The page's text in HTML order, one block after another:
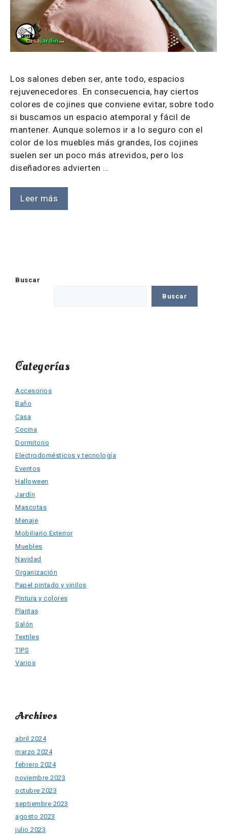
Los salones deben ser, ante todo, espacios
rejuvenecedores. En consecuencia, hay ciertos
colores de cojines que conviene evitar, sobre todo
si buscamos un espacio atemporal y fácil de
mantener. Aunque solemos ir a lo seguro con el
color de los muebles más grandes, los cojines
suelen ser un poco más atrevidos, pero los
diseñadores advierten …
Leer más
Buscar
Buscar
Categorías
Accesorios
Baño
Casa
Cocina
Dormitorio
Electrodomésticos y tecnología
Eventos
Halloween
Jardín
Mascotas
Menaje
Mobiliario Exterior
Muebles
Navidad
Organización
Papel pintado y vinilos
Pintura y colores
Plantas
Salón
Textiles
TIPS
Varios
Archivos
abril 2024
marzo 2024
febrero 2024
noviembre 2023
octubre 2023
septiembre 2023
agosto 2023
julio 2023